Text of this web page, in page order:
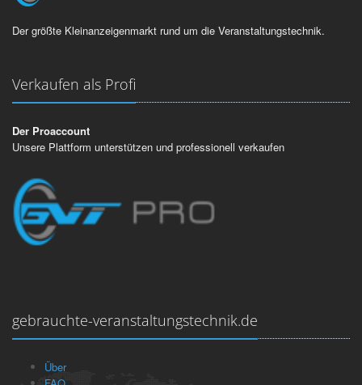
Der größte Kleinanzeigenmarkt rund um die Veranstaltungstechnik.
Verkaufen als Profi
Der Proaccount
Unsere Plattform unterstützen und professionell verkaufen
gebrauchte-veranstaltungstechnik.de
Über